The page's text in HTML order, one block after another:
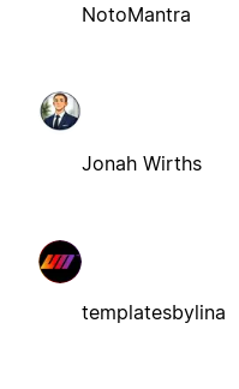
NotoMantra
Jonah Wirths
templatesbylina